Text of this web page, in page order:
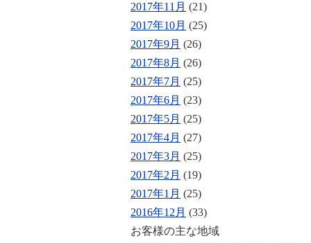
2017年11月 (21)
2017年10月 (25)
2017年9月 (26)
2017年8月 (26)
2017年7月 (25)
2017年6月 (23)
2017年5月 (25)
2017年4月 (27)
2017年3月 (25)
2017年2月 (19)
2017年1月 (25)
2016年12月 (33)
お客様の主な地域